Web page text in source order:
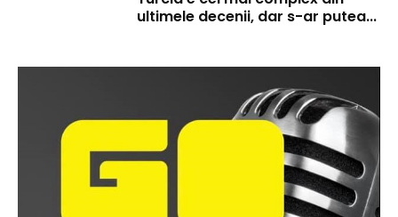
ultimele decenii, dar s-ar putea...